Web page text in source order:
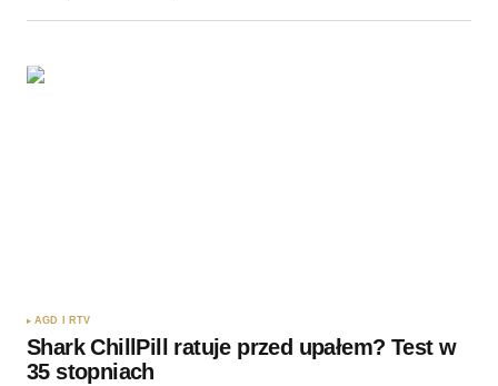
AGD I RTV
Shark ChillPill ratuje przed upałem? Test w
35 stopniach